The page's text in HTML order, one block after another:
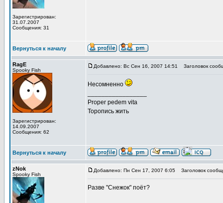
Зарегистрирован:
31.07.2007
Сообщения: 31
Вернуться к началу
RagE
Spooky Fish
Зарегистрирован:
14.09.2007
Сообщения: 62
Добавлено: Вс Сен 16, 2007 14:51 Заголовок
Несомненно
Proper pedem vita
Торопись жить
Вернуться к началу
zNok
Spooky Fish
Добавлено: Пн Сен 17, 2007 6:05 Заголовок
Разве "Снежок" поёт?